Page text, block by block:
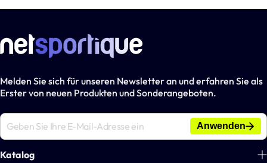
Melden Sie sich für unseren Newsletter an und erfahren Sie als
Erster von neuen Produkten und Sonderangeboten.
Anwenden
Katalog